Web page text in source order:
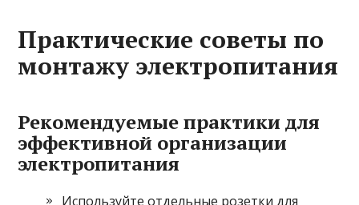
Практические советы по
монтажу электропитания
Рекомендуемые практики для
эффективной организации
электропитания
Используйте отдельные розетки для